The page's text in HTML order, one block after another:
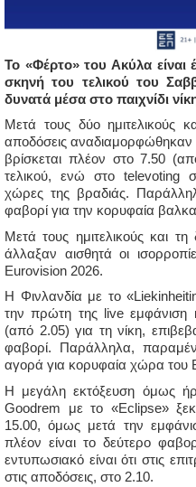
Το «Φέρτο» του Ακύλα είναι
σκηνή του τελικού του
δυνατά μέσα στο παιχνίδι
Μετά τους δύο ημιτελικούς
αποδόσεις αναδιαμορφώθηκαν
βρίσκεται πλέον στο 7.50
τελικού, ενώ στο televoting
χώρες της βραδιάς.
φαβορί για την κορυφαία
Μετά τους ημιτελικούς και
άλλαξαν αισθητά οι
Eurovision 2026.
Η Φινλανδία με το
την πρώτη της live εμφάνιση
(από 2.05) για τη νίκη,
φαβορί. Παράλληλα,
αγορά για κορυφαία χώρα
Η μεγάλη εκτόξευση όμως
Goodrem με το «Eclipse»
15.00, όμως μετά την
πλέον είναι το δεύτερο
εντυπωσιακό είναι ότι στις
στις αποδόσεις, στο 2.10.